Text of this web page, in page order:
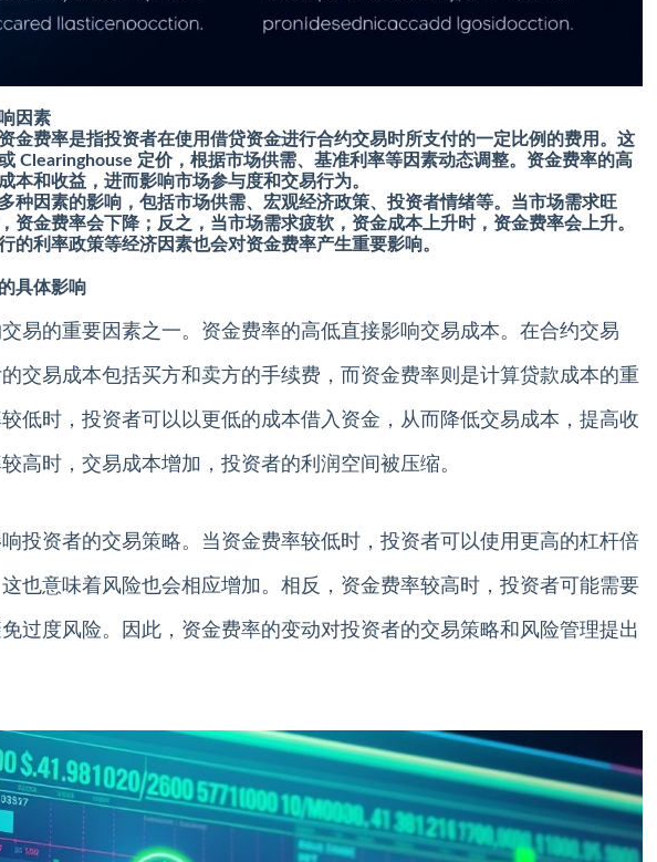
因素
金费率是指投资者在使用借贷资金进行合约交易时所支付的一定比例的费用。这
Clearinghouse 定价，根据市场供需、基准利率等因素动态调整。资金费率的高
本和收益，进而影响市场参与度和交易行为。
种因素的影响，包括市场供需、宏观经济政策、投资者情绪等。当市场需求旺
资金费率会下降；反之，当市场需求疲软，资金成本上升时，资金费率会上升。
的利率政策等经济因素也会对资金费率产生重要影响。
具体影响
易的重要因素之一。资金费率的高低直接影响交易成本。在合约交易
交易成本包括买方和卖方的手续费，而资金费率则是计算贷款成本的重
低时，投资者可以以更低的成本借入资金，从而降低交易成本，提高收
高时，交易成本增加，投资者的利润空间被压缩。
投资者的交易策略。当资金费率较低时，投资者可以使用更高的杠杆倍
也意味着风险也会相应增加。相反，资金费率较高时，投资者可能需要
过度风险。因此，资金费率的变动对投资者的交易策略和风险管理提出